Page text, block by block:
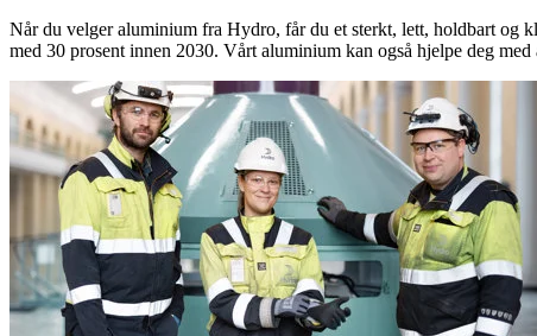
Når du velger aluminium fra Hydro, får du et sterkt, lett, holdbart og
med 30 prosent innen 2030. Vårt aluminium kan også hjelpe deg med